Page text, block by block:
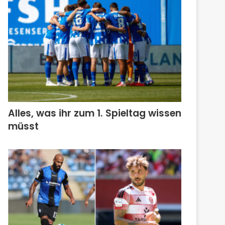
Alles, was ihr zum 1. Spieltag wissen
müsst